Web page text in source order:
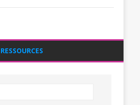
RESSOURCES